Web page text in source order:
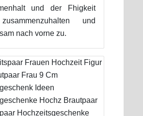
und der Fhigkeit
und
nach vorne zu.